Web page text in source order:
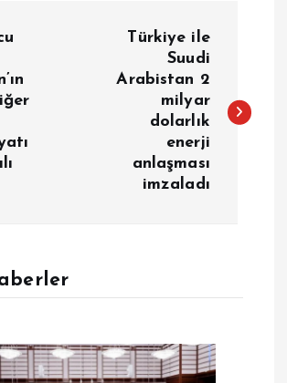
Türkiye ile
Suudi
Arabistan 2
milyar
dolarlık
enerji
anlaşması
imzaladı